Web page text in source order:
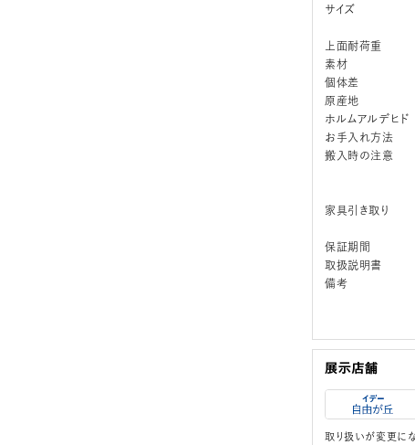
サイズ
上面耐荷重
素材
個体差
原産地
ホルムアルデヒド
お手入れ方法
搬入時の注意
家具引き取り
保証期間
取扱説明書
備考
取り扱いが変更に